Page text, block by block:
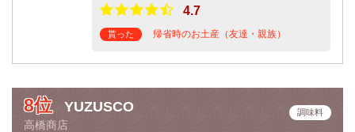
4.7
貰った 帰省時のお土産（友達・親族）
8位 YUZUSCO
高橋商店
調味料